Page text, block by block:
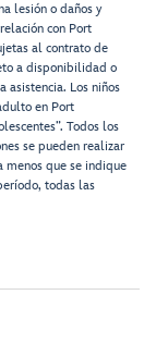
lesión o daños y
con Port
al contrato de
a disponibilidad o
asistencia. Los niños
en Port
Todos los
se pueden realizar
menos que se indique
todas las